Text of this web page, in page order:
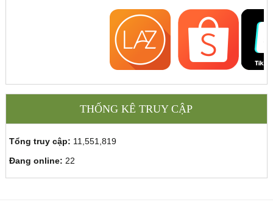
THỐNG KÊ TRUY CẬP
Tổng truy cập: 11,551,819
Đang online: 22